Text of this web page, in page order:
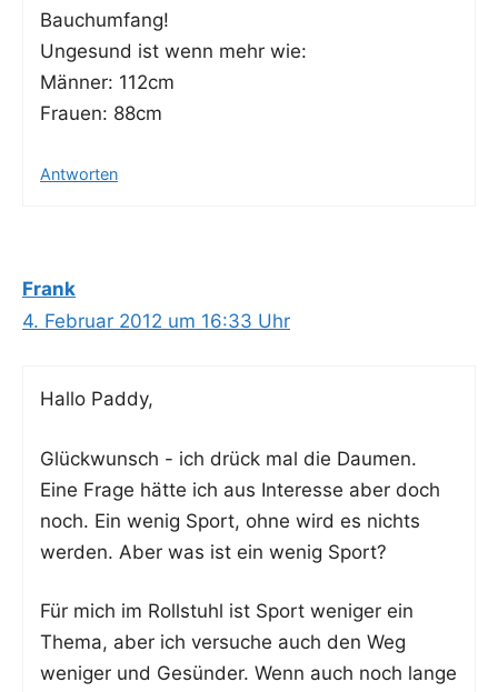
Bauchumfang!
Unge­sund ist wenn mehr wie:
Män­ner: 112cm
Frau­en: 88cm
Antworten
Frank
4. Februar 2012 um 16:33 Uhr
Hal­lo Paddy,
Glück­wunsch - ich drück mal die Dau­men.
Eine Fra­ge hät­te ich aus Inter­es­se aber doch
noch. Ein wenig Sport, ohne wird es nichts
wer­den. Aber was ist ein wenig Sport?
Für mich im Roll­stuhl ist Sport weni­ger ein
The­ma, aber ich ver­su­che auch den Weg
weni­ger und Gesün­der. Wenn auch noch lan­ge